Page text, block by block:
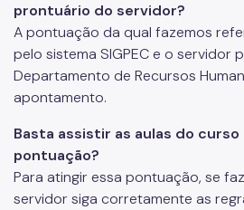
prontuário do servidor?
A pontuação da qual fazemos
pelo sistema SIGPEC e o servidor
Departamento de Recursos
apontamento.
Basta assistir as aulas do
pontuação?
Para atingir essa pontuação, se
servidor siga corretamente as